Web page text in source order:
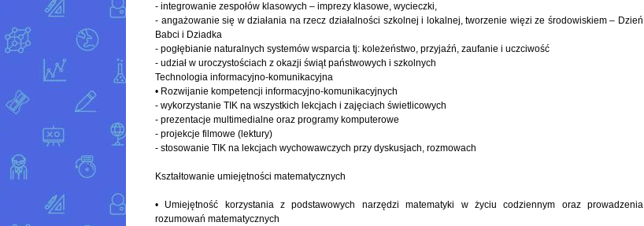
- integrowanie zespołów klasowych – imprezy klasowe, wycieczki,
- angażowanie się w działania na rzecz działalności szkolnej i lokalnej, tworzenie więzi ze środowiskiem – Dzień
Babci i Dziadka
- pogłębianie naturalnych systemów wsparcia tj: koleżeństwo, przyjaźń, zaufanie i uczciwość
- udział w uroczystościach z okazji świąt państwowych i szkolnych
Technologia informacyjno-komunikacyjna
• Rozwijanie kompetencji informacyjno-komunikacyjnych
- wykorzystanie TIK na wszystkich lekcjach i zajęciach świetlicowych
- prezentacje multimedialne oraz programy komputerowe
- projekcje filmowe (lektury)
- stosowanie TIK na lekcjach wychowawczych przy dyskusjach, rozmowach
Kształtowanie umiejętności matematycznych
• Umiejętność korzystania z podstawowych narzędzi matematyki w życiu codziennym oraz prowadzenia
rozumowań matematycznych